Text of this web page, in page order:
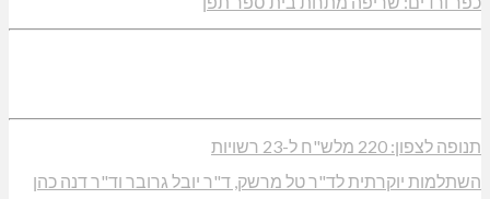
תנופה לצפון: 220 מלש"ח ל-23 רשויות
השתלמות יוקרתית לד"ר טל מרשק, ד"ר יובל גרובר וד"ר דנה כהן